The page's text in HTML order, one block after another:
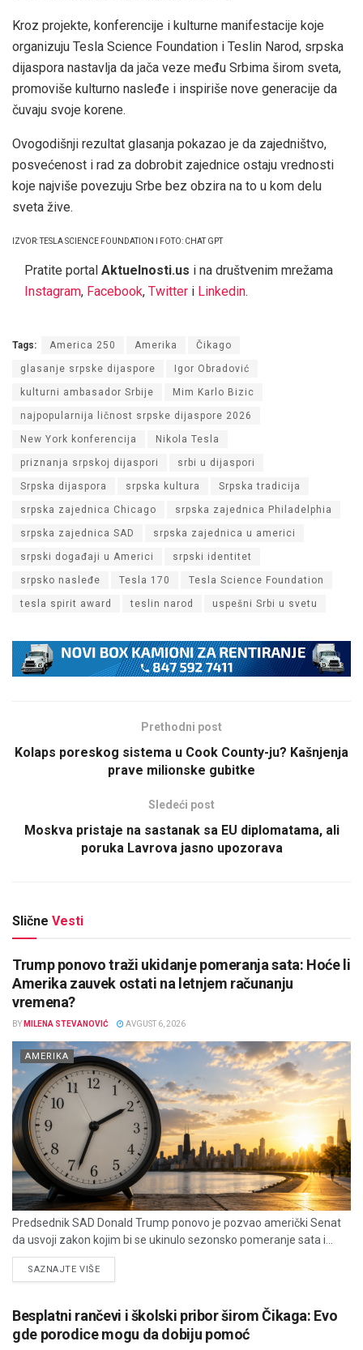
Kroz projekte, konferencije i kulturne manifestacije koje
organizuju Tesla Science Foundation i Teslin Narod, srpska
dijaspora nastavlja da jača veze među Srbima širom sveta,
promoviše kulturno nasleđe i inspiriše nove generacije da
čuvaju svoje korene.
Ovogodišnji rezultat glasanja pokazao je da zajedništvo,
posvećenost i rad za dobrobit zajednice ostaju vrednosti
koje najviše povezuju Srbe bez obzira na to u kom delu
sveta žive.
IZVOR: TESLA SCIENCE FOUNDATION I FOTO: CHAT GPT
Pratite portal Aktuelnosti.us i na društvenim mrežama
Instagram, Facebook, Twitter i Linkedin.
Tags: America 250 Amerika Čikago
glasanje srpske dijaspore Igor Obradović
kulturni ambasador Srbije Mim Karlo Bizic
najpopularnija ličnost srpske dijaspore 2026
New York konferencija Nikola Tesla
priznanja srpskoj dijaspori srbi u dijaspori
Srpska dijaspora srpska kultura Srpska tradicija
srpska zajednica Chicago srpska zajednica Philadelphia
srpska zajednica SAD srpska zajednica u americi
srpski događaji u Americi srpski identitet
srpsko nasleđe Tesla 170 Tesla Science Foundation
tesla spirit award teslin narod uspešni Srbi u svetu
Prethodni post
Kolaps poreskog sistema u Cook County-ju? Kašnjenja
prave milionske gubitke
Sledeći post
Moskva pristaje na sastanak sa EU diplomatama, ali
poruka Lavrova jasno upozorava
Slične Vesti
Trump ponovo traži ukidanje pomeranja sata: Hoće li
Amerika zauvek ostati na letnjem računanju
vremena?
BY MILENA STEVANOVIĆ AVGUST 6, 2026
AMERIKA
Predsednik SAD Donald Trump ponovo je pozvao američki Senat
da usvoji zakon kojim bi se ukinulo sezonsko pomeranje sata i...
SAZNAJTE VIŠEDETAILS
Besplatni rančevi i školski pribor širom Čikaga: Evo
gde porodice mogu da dobiju pomoć